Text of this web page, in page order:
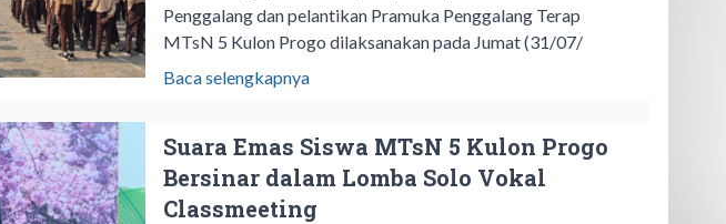
Penggalang dan pelantikan Pramuka Penggalang Terap
MTsN 5 Kulon Progo dilaksanakan pada Jumat (31/07/
Baca selengkapnya
Suara Emas Siswa MTsN 5 Kulon Progo
Bersinar dalam Lomba Solo Vokal
Classmeeting